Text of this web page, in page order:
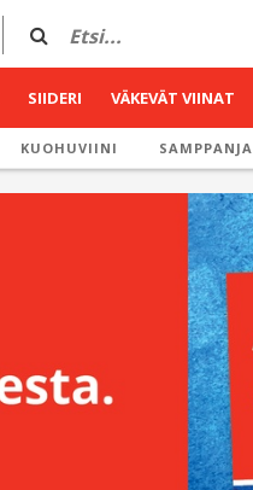
SIIDERI VÄKEVÄT VIINAT
KUOHUVIINI SAMPPANJA